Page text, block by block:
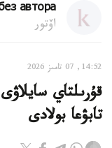
автора
اۆتور
14:52, 07 تامىز 2026
قۇرىلتاي
تابۋعا بولادى